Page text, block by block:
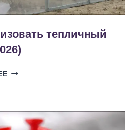
тепличный
КАК
(2026)